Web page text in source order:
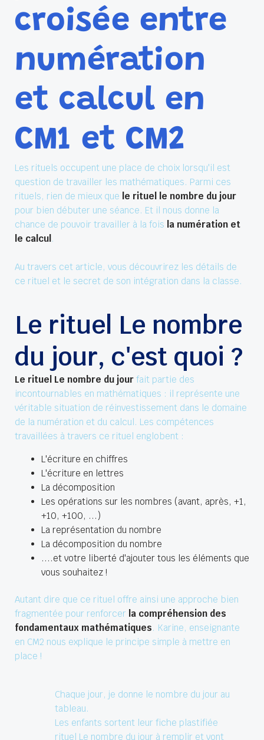
croisée entre
numération
et calcul en
CM1 et CM2
Les rituels occupent une place de choix lorsqu'il est
question de travailler les mathématiques. Parmi ces
rituels, rien de mieux que le rituel le nombre du jour
pour bien débuter une séance. Et il nous donne la
chance de pouvoir travailler à la fois la numération et
le calcul .
Au travers cet article, vous découvrirez les détails de
ce rituel et le secret de son intégration dans la classe.
Le rituel Le nombre
du jour, c'est quoi ?
Le rituel Le nombre du jour fait partie des
incontournables en mathématiques : il représente une
véritable situation de réinvestissement dans le domaine
de la numération et du calcul. Les compétences
travaillées à travers ce rituel englobent :
L'écriture en chiffres
L'écriture en lettres
La décomposition
Les opérations sur les nombres (avant, après, +1,
+10, +100, ...)
La représentation du nombre
La décomposition du nombre
....et votre liberté d'ajouter tous les éléments que
vous souhaitez !
Autant dire que ce rituel offre ainsi une approche bien
fragmentée pour renforcer la compréhension des
fondamentaux mathématiques. Karine, enseignante
en CM2 nous explique le principe simple à mettre en
place !
Chaque jour, je donne le nombre du jour au
tableau.
Les enfants sortent leur fiche plastifiée
rituel Le nombre du jour à remplir et vont